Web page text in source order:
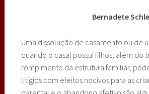
Bernadete
Uma dissolução de casamento ou de
quando o casal possui filhos, além do
rompimento da estrutura familiar,
litígios com efeitos nocivos para as